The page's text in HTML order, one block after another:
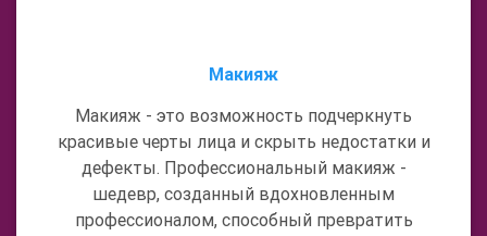
Макияж
Макияж - это возможность подчеркнуть
красивые черты лица и скрыть недостатки и
дефекты. Профессиональный макияж -
шедевр, созданный вдохновленным
профессионалом, способный превратить